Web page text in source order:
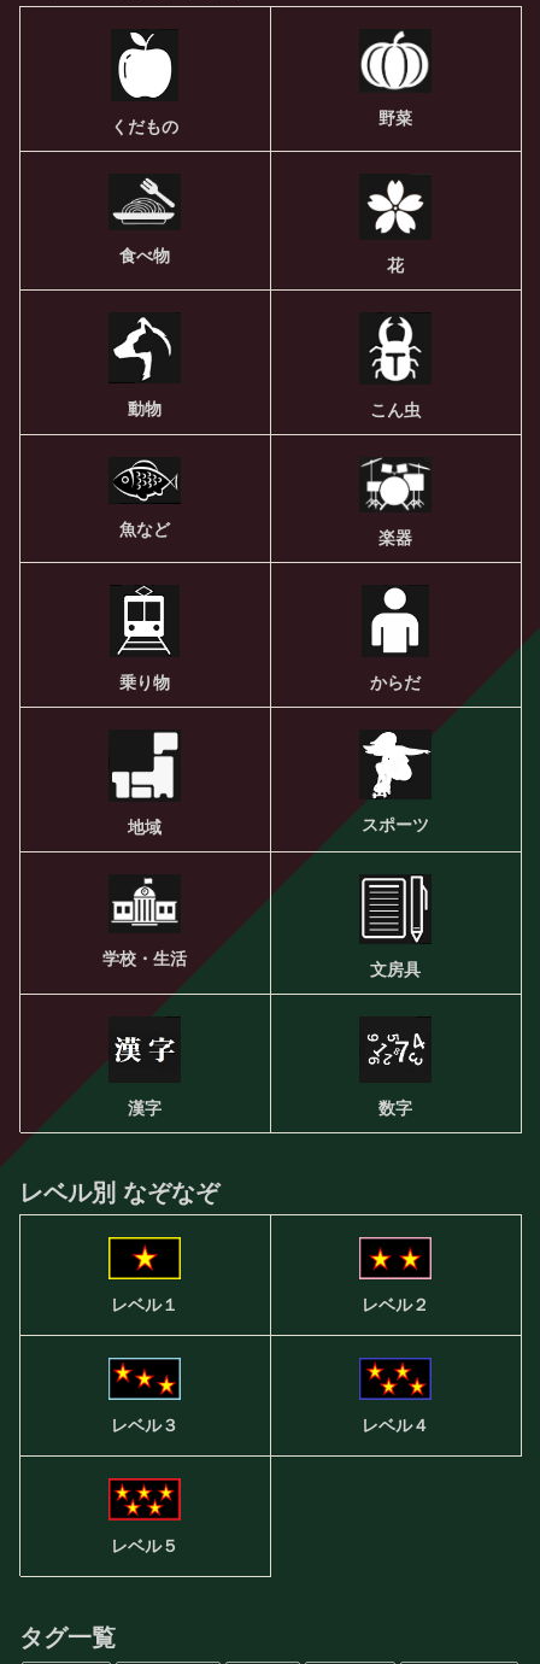
くだもの 野菜
食べ物 花
動物 こん虫
魚など 楽器
乗り物 からだ
地域 スポーツ
学校・生活
文房具
漢字 数字
レベル別 なぞなぞ
レベル１ レベル２
レベル３ レベル４
レベル５
タグ一覧